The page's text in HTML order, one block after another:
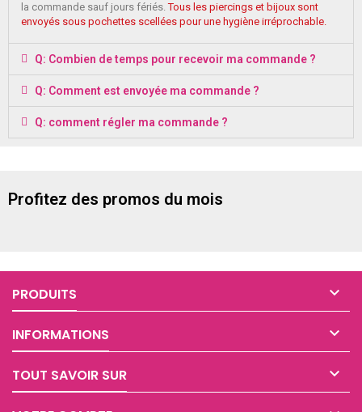
la commande sauf jours fériés.Tous les piercings et bijoux sont
envoyés sous pochettes scellées pour une hygiène irréprochable.
Q: Combien de temps pour recevoir ma commande ?
Q: Comment est envoyée ma commande ?
Q: comment régler ma commande ?
Profitez des promos du mois
PRODUITS 
INFORMATIONS 
TOUT SAVOIR SUR 